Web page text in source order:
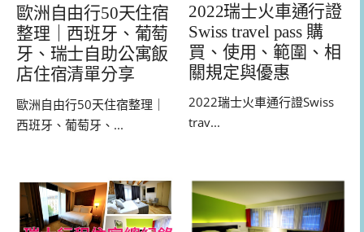
歐洲自由行50天住宿
整理｜西班牙、葡萄
牙、瑞士自助公寓飯
店住宿清單分享
歐洲自由行50天住宿整理｜
西班牙、葡萄牙、...
2022瑞士火車通行證
Swiss travel pass 購
買、使用、範圍、相
關規定與優惠
2022瑞士火車通行證Swiss
trav...